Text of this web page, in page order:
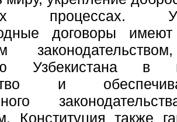
процессах.
договоры
Узбекистана в
и
Конституция также